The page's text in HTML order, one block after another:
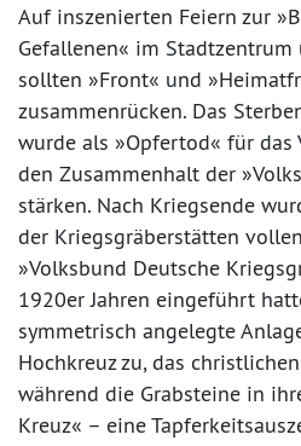
Auf inszenierten Feiern zur
Gefallenen« im
sollten »Front« und
zusammenrücken. Das
wurde als »Opfertod« für das
den Zusammenhalt der
stärken. Nach Kriegsende
der Kriegsgräberstätten
»Volksbund Deutsche
1920er Jahren eingeführt
symmetrisch angelegte
Hochkreuz zu, das
während die Grabsteine in
Kreuz« – eine